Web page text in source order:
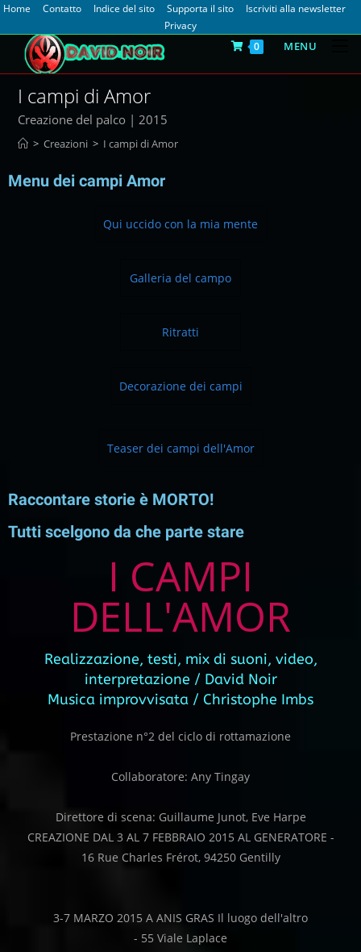
Home Contatto Indice del sito Supporta il sito
Iscriviti alla newsletter
Privacy
0
MENU
I campi di Amor
Creazione del palco | 2015
> Creazioni > I campi di Amor
Menu dei campi Amor
Qui uccido con la mia mente
Galleria del campo
Ritratti
Decorazione dei campi
Teaser dei campi dell'Amor
Raccontare storie è MORTO!
Tutti scelgono da che parte stare
I CAMPI
DELL'AMOR
Realizzazione, testi, mix di suoni, video,
interpretazione / David Noir
Musica improvvisata / Christophe Imbs
Prestazione n°2 del ciclo di rottamazione
Collaboratore: Any Tingay
Direttore di scena: Guillaume Junot, Eve Harpe
CREAZIONE DAL 3 AL 7 FEBBRAIO 2015 AL GENERATORE -
16 Rue Charles Frérot, 94250 Gentilly
3-7 MARZO 2015 A ANIS GRAS Il luogo dell'altro
- 55 Viale Laplace